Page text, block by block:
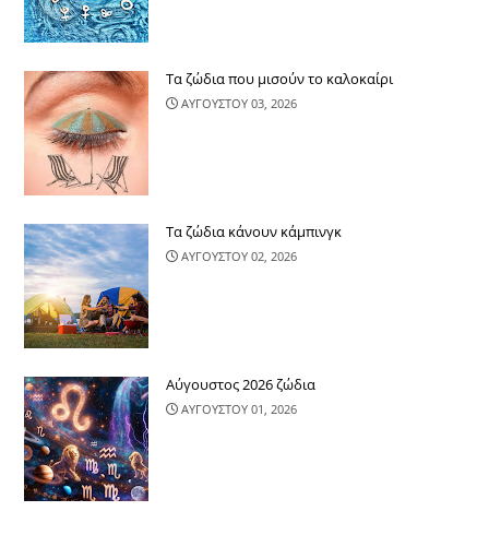
Τα ζώδια που μισούν το καλοκαίρι
ΑΥΓΟΥΣΤΟΥ 03, 2026
Τα ζώδια κάνουν κάμπινγκ
ΑΥΓΟΥΣΤΟΥ 02, 2026
Αύγουστος 2026 ζώδια
ΑΥΓΟΥΣΤΟΥ 01, 2026